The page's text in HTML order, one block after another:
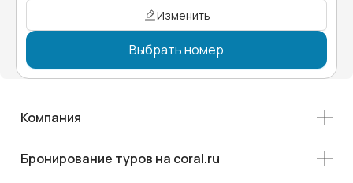
Изменить
Выбрать номер
Компания
Бронирование туров на coral.ru